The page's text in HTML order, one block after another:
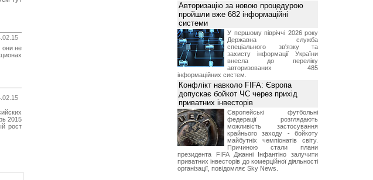
они не
2015
рост
Авторизацію за новою процедурою
пройшли вже 682 інформаційні
системи
У першому півріччі 2026 року
Державна служба
спеціального зв'язку та
захисту інформації України
внесла до переліку
авторизованих 485
інформаційних систем.
Конфлікт навколо FIFA: Європа
допускає бойкот ЧС через прихід
приватних інвесторів
Європейські футбольні
федерації розглядають
можливість застосування
крайнього заходу - бойкоту
майбутніх чемпіонатів світу.
Причиною стали плани
президента FIFA Джанні Інфантіно залучити
приватних інвесторів до комерційної діяльності
організації, повідомляє Sky News.